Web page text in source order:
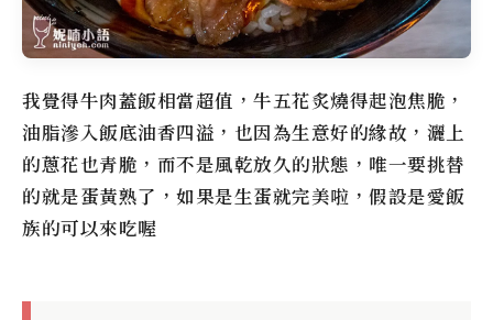
我覺得牛肉蓋飯相當超值，牛五花炙燒得起泡焦脆，
油脂滲入飯底油香四溢，也因為生意好的緣故，灑上
的蔥花也青脆，而不是風乾放久的狀態，唯一要挑替
的就是蛋黃熟了，如果是生蛋就完美啦，假設是愛飯
族的可以來吃喔